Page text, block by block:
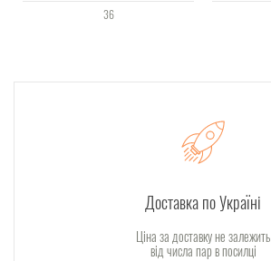
36
Доставка по Україні
Ціна за доставку не залежить
від числа пар в посилці